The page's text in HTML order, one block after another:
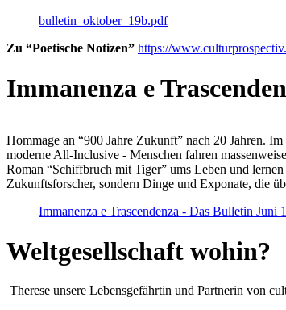
bulletin_oktober_19b.pdf
Zu “Poetische Notizen” https://
Immanenza e
Hommage an “900 Jahre Zukunft” nach 20 Jahren.
moderne All-Inclusive - Menschen fahren
Roman “Schiffbruch mit Tiger” ums Leben und
Zukunftsforscher, sondern Dinge und Exponate, die
Immanenza e Trascendenza - Das Bulletin
Weltgesellschaft wohin?
Therese unsere Lebensgefährtin und Partnerin von